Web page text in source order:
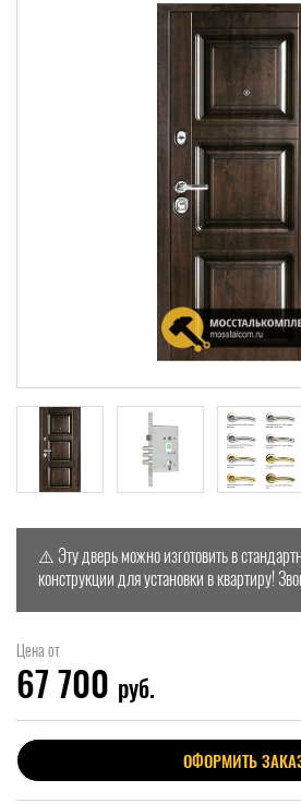
⚠️ Эту дверь можно изготовить в
конструкции для установки в квартиру!
Цена от
67 700 руб.
ОФОРМИТЬ